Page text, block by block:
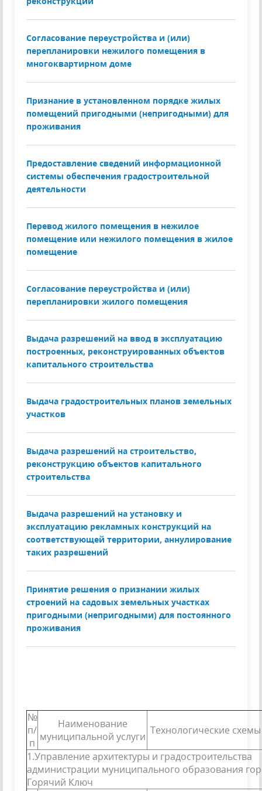
Согласование переустройства и (или)
перепланировки нежилого помещения в
многоквартирном доме
Признание в установленном порядке жилых
помещений пригодными (непригодными) для
проживания
Предоставление сведений информационной
системы обеспечения градостроительной
деятельности
Перевод жилого помещения в нежилое
помещение или нежилого помещения в жилое
помещение
Согласование переустройства и (или)
перепланировки жилого помещения
Выдача разрешений на ввод в эксплуатацию
построенных, реконструированных объектов
капитального строительства
Выдача градостроительных планов земельных
участков
Выдача разрешений на строительство,
реконструкцию объектов капитального
строительства
Выдача разрешений на установку и
эксплуатацию рекламных конструкций на
соответствующей территории, аннулирование
таких разрешений
Принятие решения о признании жилых
строений на садовых земельных участках
пригодными (непригодными) для постоянного
проживания
№
п/
п
Наименование
муниципальной услуги Технологические
1.Управление архитектуры и градостроительства
администрации муниципального образования
Горячий Ключ